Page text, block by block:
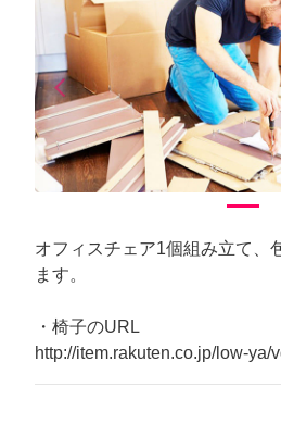
arrow_back_iosPrevious
オフィスチェア1個組み立て、
ます。
・椅子のURL
http://item.rakuten.co.jp/low-ya/